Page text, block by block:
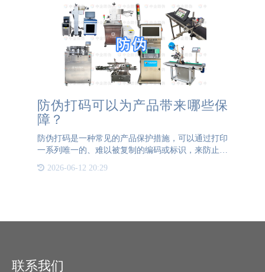
防伪打码可以为产品带来哪些保
障？
防伪打码是一种常见的产品保护措施，可以通过打印
一系列唯一的、难以被复制的编码或标识，来防止假
冒伪劣产品的出现。为了提高打码的保护效果，可以
采取以下措施：1. 加密技术：使用复杂的加密算法
2026-06-12 20:29
联系我们